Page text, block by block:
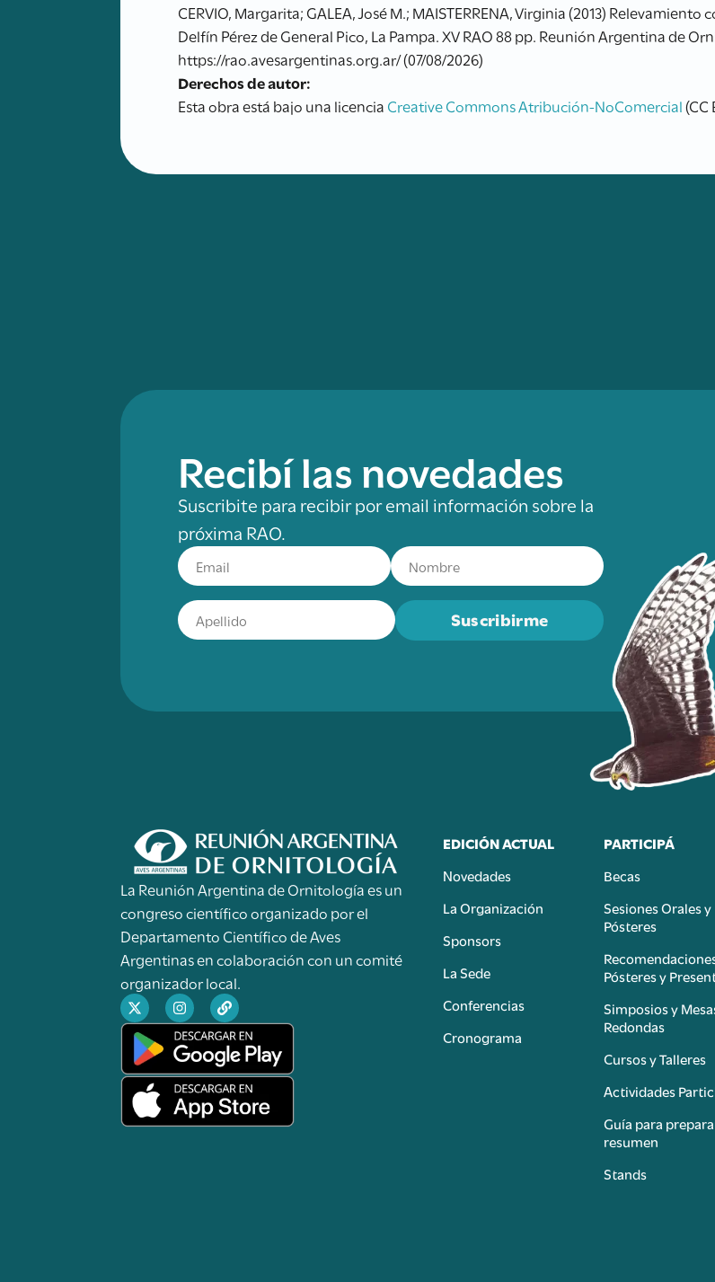
CERVIO, Margarita; GALEA, José M.; MAISTERRENA, Virginia (2013)
Delfín Pérez de General Pico, La Pampa. XV RAO 88 pp. Reunión Argentina de
https://rao.avesargentinas.org.ar/ (07/08/2026)
Derechos de autor:
Esta obra está bajo una licencia Creative Commons Atribución-NoComercial(CC
Recibí las novedades
Suscribite para recibir por email información sobre la
próxima RAO.
Suscribirme
La Reunión Argentina de Ornitología es un
congreso científico organizado por el
Departamento Científico de Aves
Argentinas en colaboración con un comité
organizador local.
EDICIÓN ACTUAL
Novedades
La Organización
Sponsors
La Sede
Conferencias
Cronograma
PARTICIPÁ
Becas
Sesiones Orales y
Pósteres
Pósteres y
Simposios y
Redondas
Cursos y Talleres
Actividades
Guía para
resumen
Stands